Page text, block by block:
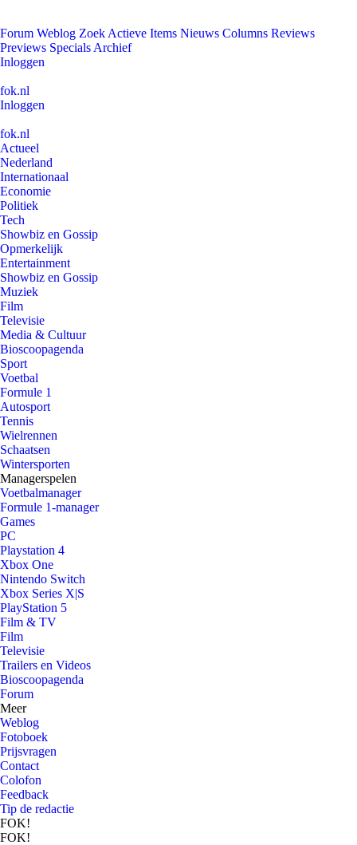
Forum Weblog Zoek Actieve Items Nieuws Columns Reviews
Previews Specials Archief
Inloggen
fok.nl
Inloggen
fok.nl
Actueel
Nederland
Internationaal
Economie
Politiek
Tech
Showbiz en Gossip
Opmerkelijk
Entertainment
Showbiz en Gossip
Muziek
Film
Televisie
Media & Cultuur
Bioscoopagenda
Sport
Voetbal
Formule 1
Autosport
Tennis
Wielrennen
Schaatsen
Wintersporten
Managerspelen
Voetbalmanager
Formule 1-manager
Games
PC
Playstation 4
Xbox One
Nintendo Switch
Xbox Series X|S
PlayStation 5
Film & TV
Film
Televisie
Trailers en Videos
Bioscoopagenda
Forum
Meer
Weblog
Fotoboek
Prijsvragen
Contact
Colofon
Feedback
Tip de redactie
FOK!
FOK!